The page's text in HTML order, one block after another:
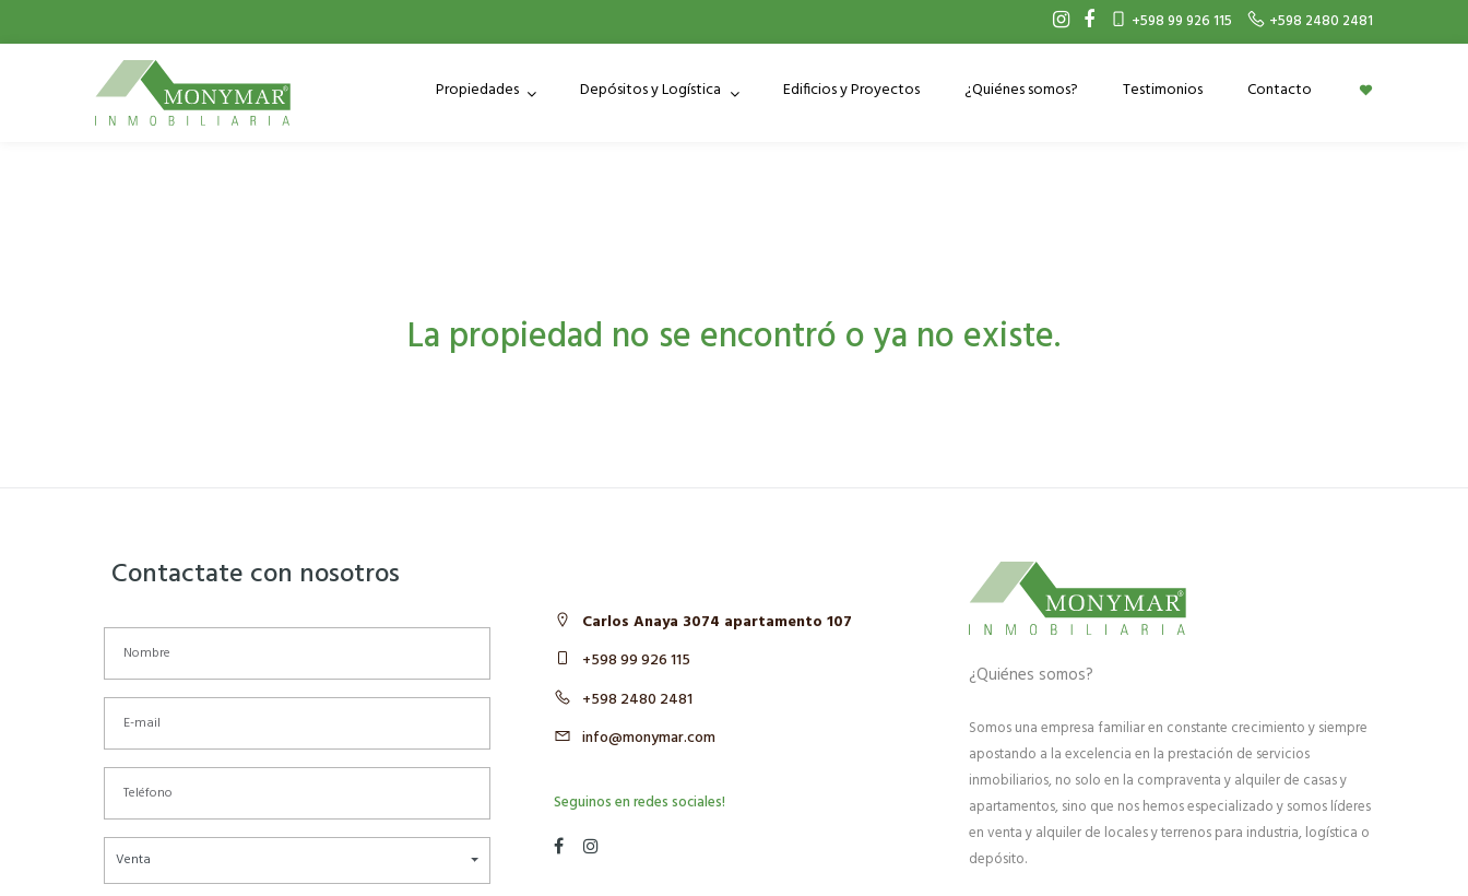
+598 99 926 115 +598 2480 2481
Propiedades Depósitos y Logística Edificios y Proyectos ¿Quiénes somos? Testimonios Contacto
La propiedad no se encontró o ya no existe.
Contactate con nosotros
Venta
Carlos Anaya 3074 apartamento 107
+598 99 926 115
+598 2480 2481
info@monymar.com
Seguinos en redes sociales!
¿Quiénes somos?
Somos una empresa familiar en constante crecimiento y siempre
apostando a la excelencia en la prestación de servicios
inmobiliarios, no solo en la compraventa y alquiler de casas y
apartamentos, sino que nos hemos especializado y somos líderes
en venta y alquiler de locales y terrenos para industria, logística o
depósito.